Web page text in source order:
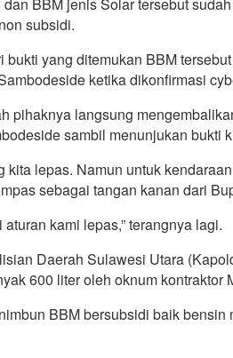
BBM jenis Solar tersebut
subsidi.
yang ditemukan BBM
ketika dikonfirmasi
langsung
sambil menunjukan bukti
lepas. Namun untuk
sebagai tangan kanan dari
kami lepas,” terangnya lagi.
Daerah Sulawesi Utara
600 liter oleh oknum
BBM bersubsidi baik